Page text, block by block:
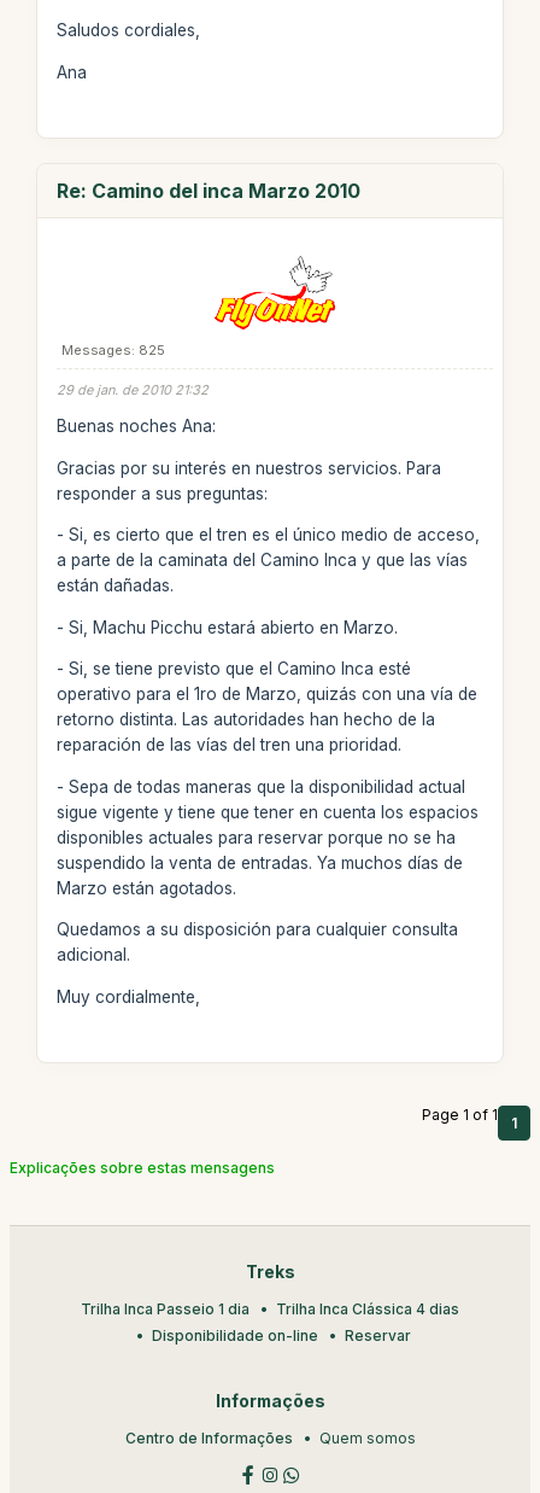
Saludos cordiales,
Ana
Re: Camino del inca Marzo 2010
Messages: 825
29 de jan. de 2010 21:32
Buenas noches Ana:
Gracias por su interés en nuestros servicios. Para
responder a sus preguntas:
- Si, es cierto que el tren es el único medio de acceso,
a parte de la caminata del Camino Inca y que las vías
están dañadas.
- Si, Machu Picchu estará abierto en Marzo.
- Si, se tiene previsto que el Camino Inca esté
operativo para el 1ro de Marzo, quizás con una vía de
retorno distinta. Las autoridades han hecho de la
reparación de las vías del tren una prioridad.
- Sepa de todas maneras que la disponibilidad actual
sigue vigente y tiene que tener en cuenta los espacios
disponibles actuales para reservar porque no se ha
suspendido la venta de entradas. Ya muchos días de
Marzo están agotados.
Quedamos a su disposición para cualquier consulta
adicional.
Muy cordialmente,
Page 1 of 1 1
Explicações sobre estas mensagens
Treks
Trilha Inca Passeio 1 dia
Trilha Inca Clássica 4 dias
Disponibilidade on-line
Reservar
Informações
Centro de Informações Quem somos